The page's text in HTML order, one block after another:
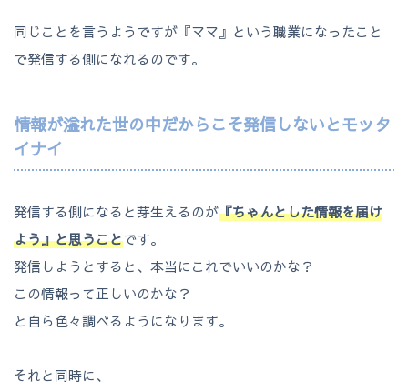
同じことを言うようですが『ママ』という職業になったこと
で発信する側になれるのです。
情報が溢れた世の中だからこそ発信しないとモッタ
イナイ
発信する側になると芽生えるのが『ちゃんとした情報を届け
よう』と思うことです。
発信しようとすると、本当にこれでいいのかな？
この情報って正しいのかな？
と自ら色々調べるようになります。
それと同時に、